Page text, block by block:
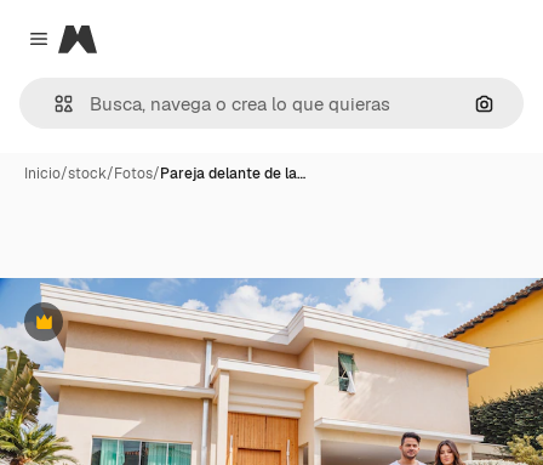
Close menu
Magnific
Inicio/stock/Fotos/Pareja delante de la…
Premium